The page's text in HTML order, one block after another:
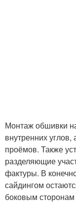
Монтаж обшивки
внутренних
проёмов. Также
разделяющие
фактуры. В
сайдингом
боковым